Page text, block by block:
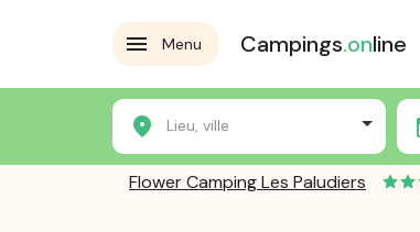
Menu Campings.online
Lieu, ville
Accueil Les campings Flower Camping
Flower Camping Les Paludiers